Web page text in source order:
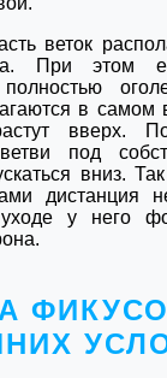
веток
При этом
полностью
в самом
вверх.
под
вниз.
дистанция
у него